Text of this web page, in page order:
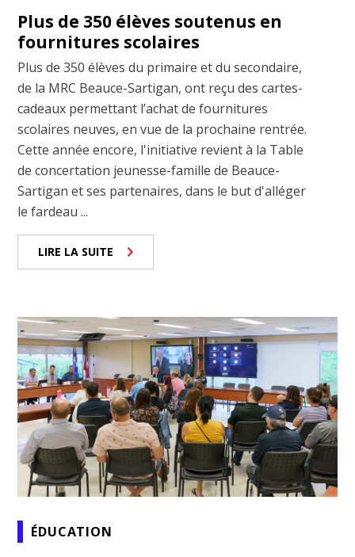
Plus de 350 élèves soutenus en
fournitures scolaires
Plus de 350 élèves du primaire et du secondaire,
de la MRC Beauce-Sartigan, ont reçu des cartes-
cadeaux permettant l’achat de fournitures
scolaires neuves, en vue de la prochaine rentrée.
Cette année encore, l'initiative revient à la Table
de concertation jeunesse-famille de Beauce-
Sartigan et ses partenaires, dans le but d'alléger
le fardeau ...
LIRE LA SUITE
ÉDUCATION